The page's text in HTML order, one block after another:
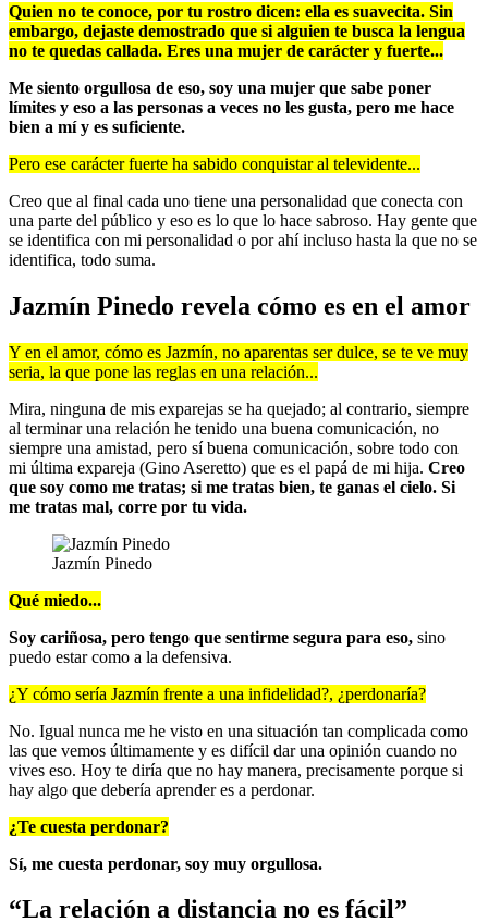
Quien no te conoce, por tu rostro dicen: ella es suavecita. Sin
embargo, dejaste demostrado que si alguien te busca la lengua
no te quedas callada. Eres una mujer de carácter y fuerte...
Me siento orgullosa de eso, soy una mujer que sabe poner
límites y eso a las personas a veces no les gusta, pero me hace
bien a mí y es suficiente.
Pero ese carácter fuerte ha sabido conquistar al televidente...
Creo que al final cada uno tiene una personalidad que conecta con
una parte del público y eso es lo que lo hace sabroso. Hay gente que
se identifica con mi personalidad o por ahí incluso hasta la que no se
identifica, todo suma.
Jazmín Pinedo revela cómo es en el amor
Y en el amor, cómo es Jazmín, no aparentas ser dulce, se te ve muy
seria, la que pone las reglas en una relación...
Mira, ninguna de mis exparejas se ha quejado; al contrario, siempre
al terminar una relación he tenido una buena comunicación, no
siempre una amistad, pero sí buena comunicación, sobre todo con
mi última expareja (Gino Aseretto) que es el papá de mi hija. Creo
que soy como me tratas; si me tratas bien, te ganas el cielo. Si
me tratas mal, corre por tu vida.
Jazmín Pinedo
Qué miedo...
Soy cariñosa, pero tengo que sentirme segura para eso, sino
puedo estar como a la defensiva.
¿Y cómo sería Jazmín frente a una infidelidad?, ¿perdonaría?
No. Igual nunca me he visto en una situación tan complicada como
las que vemos últimamente y es difícil dar una opinión cuando no
vives eso. Hoy te diría que no hay manera, precisamente porque si
hay algo que debería aprender es a perdonar.
¿Te cuesta perdonar?
Sí, me cuesta perdonar, soy muy orgullosa.
“La relación a distancia no es fácil”